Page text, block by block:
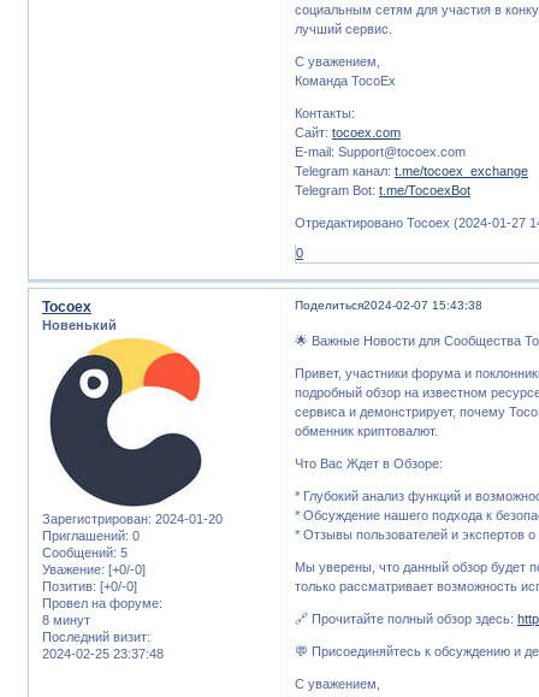
социальным сетям для участия в
лучший сервис.
С уважением,
Команда TocoEx
Контакты:
Сайт:tocoex.com
E-mail: Support@tocoex.com
Telegram канал:t.me/tocoex_exchange
Telegram Bot:t.me/TocoexBot
Отредактировано Tocoex (2024-01-27
0
Поделиться2024-02-07 15:43:38
Tocoex
Новенький
Зарегистрирован: 2024-01-20
Приглашений: 0
Сообщений: 5
Уважение: [+0/-0]
Позитив: [+0/-0]
Провел на форуме:
8 минут
Последний визит:
2024-02-25 23:37:48
🌟 Важные Новости для Сообщества
Привет, участники форума и
подробный обзор на известном
сервиса и демонстрирует, почему
обменник криптовалют.
Что Вас Ждет в Обзоре:
* Глубокий анализ функций и
* Обсуждение нашего подхода к
* Отзывы пользователей и экспертов
Мы уверены, что данный обзор будет
только рассматривает возможность
🔗 Прочитайте полный обзор здесь:
💬 Присоединяйтесь к обсуждению и
С уважением,